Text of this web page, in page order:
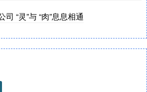
“灵”与 “肉”息息相通